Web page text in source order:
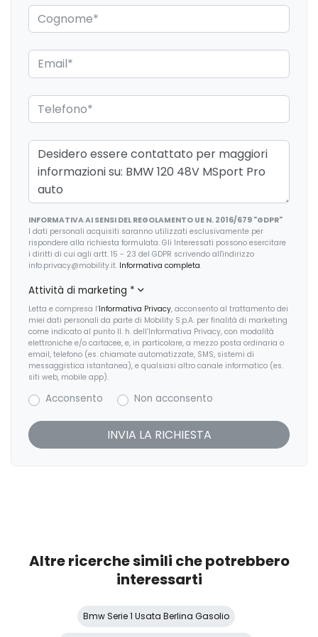
Interni personalizzazione colori
Kit riparazione pneumatici / tirefit
Luci di emergenza
Personalizzazione colori esterni
Personalizzazioni Linea e Stile
Portabicchiere
Presa 12V aggiuntiva
Protezione motore
Radar
Regolatore di velocità - Cruise Control
Sedile riscaldato lato guidatore
Sedili anteriori regolabili
Sedili anteriori sportivi
Servosterzo
INFORMATIVA AI SENSI DEL REGOLAMENTO UE N. 2016/679 "GDPR"
I dati personali acquisiti saranno utilizzati esclusivamente per
rispondere alla richiesta formulata. Gli Interessati possono esercitare
i diritti di cui agli artt. 15 - 23 del GDPR scrivendo all'indirizzo
info.privacy@mobility.it. Informativa completa.
Attività di marketing *
Letta e compresa l’Informativa Privacy, acconsento al trattamento dei
miei dati personali da parte di Mobility S.p.A. per finalità di marketing
come indicato al punto II. h. dell’Informativa Privacy, con modalità
elettroniche e/o cartacee, e, in particolare, a mezzo posta ordinaria o
email, telefono (es. chiamate automatizzate, SMS, sistemi di
messaggistica istantanea), e qualsiasi altro canale informatico (es.
siti web, mobile app).
Acconsento Non acconsento
Altre ricerche simili che potrebbero
interessarti
Bmw Serie 1 Usata Berlina Gasolio